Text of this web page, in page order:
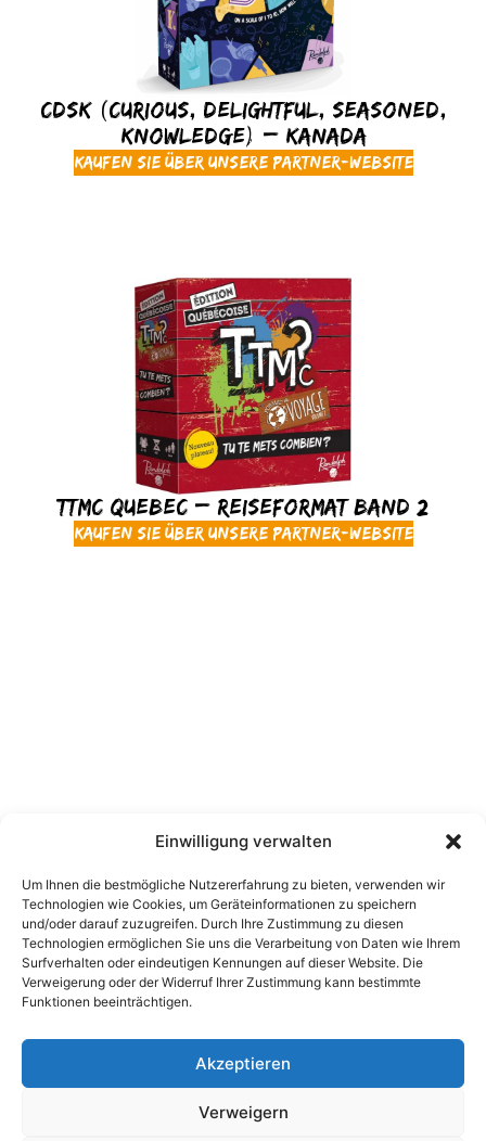
Einwilligung verwalten
Um Ihnen die bestmögliche Nutzererfahrung zu bieten, verwenden wir
Technologien wie Cookies, um Geräteinformationen zu speichern
und/oder darauf zuzugreifen. Durch Ihre Zustimmung zu diesen
Technologien ermöglichen Sie uns die Verarbeitung von Daten wie Ihrem
Surfverhalten oder eindeutigen Kennungen auf dieser Website. Die
Verweigerung oder der Widerruf Ihrer Zustimmung kann bestimmte
Funktionen beeinträchtigen.
Akzeptieren
Verweigern
CDSK (Curious, Delightful, Seasoned,
Knowledge) – Kanada
Kaufen Sie über unsere Partner-Website
TTMC Quebec – Reiseformat Band 2
Kaufen Sie über unsere Partner-Website
Unsere Spiele Rechtliche Hinweise
Datenschutzrichtlinie